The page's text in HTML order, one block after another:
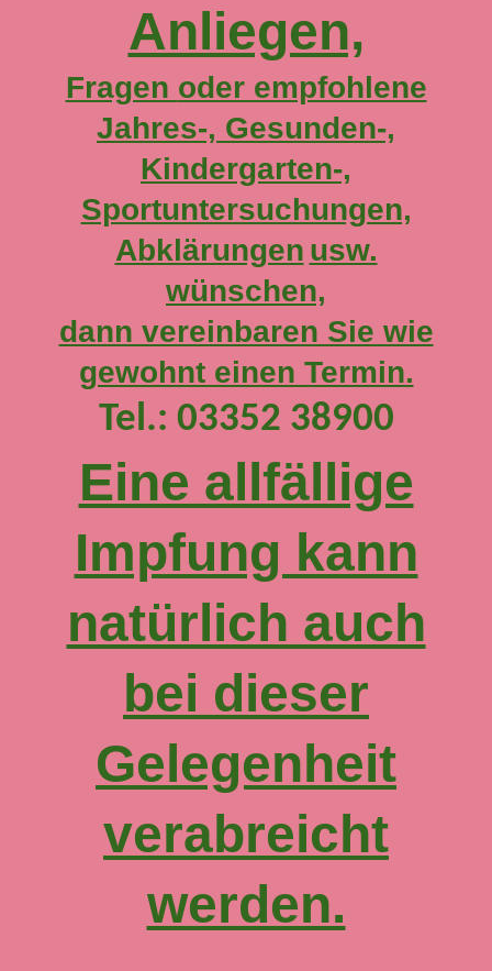
Anliegen,
Fragen oder empfohlene
Jahres-, Gesunden-,
Kindergarten-,
Sportuntersuchungen,
Abklärungen usw.
wünschen,
dann vereinbaren Sie wie
gewohnt einen Termin.
Tel.: 03352 38900
Eine allfällige
Impfung kann
natürlich auch
bei dieser
Gelegenheit
verabreicht
werden.